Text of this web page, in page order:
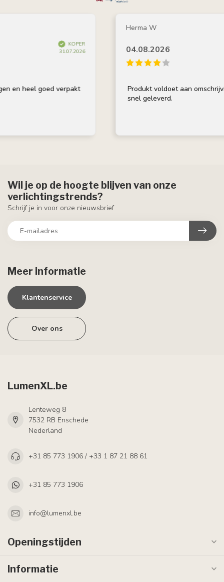
goed verpakt
04.08.2026
Produkt voldoet aan omschrijving,
snel geleverd.
Meer informatie
Klantenservice
Over ons
Wil je op de hoogte blijven van onze
verlichtingstrends?
Schrijf je in voor onze nieuwsbrief
LumenXL.be
Lenteweg 8
7532 RB Enschede
Nederland
+31 85 773 1906 / +33 1 87 21 88 61
+31 85 773 1906
info@lumenxl.be
Openingstijden
Informatie